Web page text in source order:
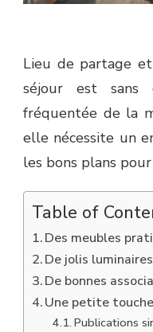
Lieu de partage
séjour est
fréquentée de la
elle nécessite un
les bons plans
Table of
Des meubles
De jolis
De bonnes
Une petite
Publications